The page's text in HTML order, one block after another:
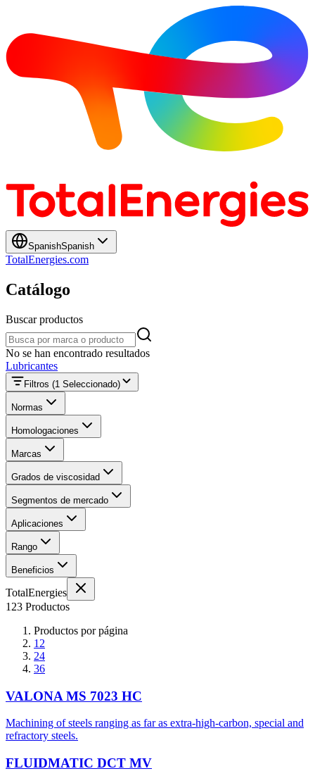
SpanishSpanish
TotalEnergies.com
Catálogo
Buscar productos
Buscar productos
No se han encontrado resultados
Lubricantes
Filtros (1 Seleccionado)
Normas
Homologaciones
Marcas
Grados de viscosidad
Segmentos de mercado
Aplicaciones
Rango
Beneficios
TotalEnergies
123 Productos
Productos por página
12
24
36
VALONA MS 7023 HC
Machining of steels ranging as far as extra-high-carbon, special and
refractory steels.
FLUIDMATIC DCT MV